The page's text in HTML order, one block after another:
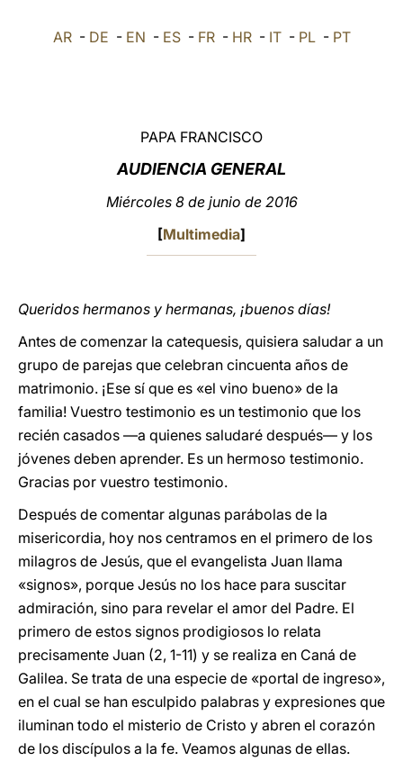
العربيّة AR- DE - EN - ES- FR- HR- IT- PL- PT
PAPA FRANCISCO
AUDIENCIA GENERAL
Miércoles 8 de junio de 2016
[Multimedia]
Queridos hermanos y hermanas, ¡buenos días!
Antes de comenzar la catequesis, quisiera saludar a un
grupo de parejas que celebran cincuenta años de
matrimonio. ¡Ese sí que es «el vino bueno» de la
familia! Vuestro testimonio es un testimonio que los
recién casados —a quienes saludaré después— y los
jóvenes deben aprender. Es un hermoso testimonio.
Gracias por vuestro testimonio.
Después de comentar algunas parábolas de la
misericordia, hoy nos centramos en el primero de los
milagros de Jesús, que el evangelista Juan llama
«signos», porque Jesús no los hace para suscitar
admiración, sino para revelar el amor del Padre. El
primero de estos signos prodigiosos lo relata
precisamente Juan (2, 1-11) y se realiza en Caná de
Galilea. Se trata de una especie de «portal de ingreso»,
en el cual se han esculpido palabras y expresiones que
iluminan todo el misterio de Cristo y abren el corazón
de los discípulos a la fe. Veamos algunas de ellas.